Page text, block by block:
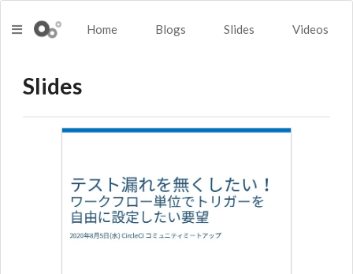
Home Blogs Slides Videos
Slides